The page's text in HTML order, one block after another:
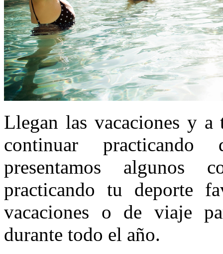
Llegan las vacaciones y a
continuar
presentamos algunos
practicando tu deporte
vacaciones o de viaje
durante todo el año.